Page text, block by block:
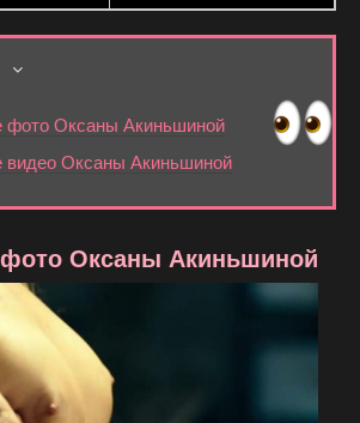
фото Оксаны Акиньшиной
видео Оксаны Акиньшиной
Оксаны Акиньшиной